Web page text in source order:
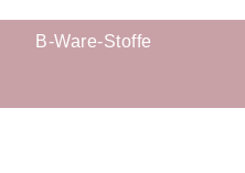
B-Ware-Stoffe